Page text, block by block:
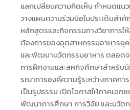
แลกเปลี่ยนความคิดเห็น กำหนดแน
วางแผนความร่วมมือในประเด็นส
หลักสูตรและกิจกรรมทางวิชาการ
ต้องการของอุตสาหกรรมอาหารยุ
และพัฒนานวัตกรรมอาหาร ตลอด
การฝึกงานและสหกิจศึกษาสำหรับ
รณาการองค์ความรู้ระหว่างภาคก
เป็นรูปธรรม เปิดโอกาสให้ภาคเอก
พัฒนาการศึกษา การวิจัย และนวัต